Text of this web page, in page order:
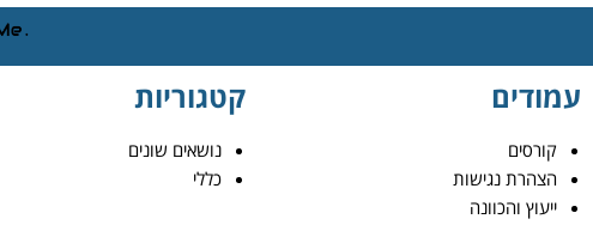
עמודים
קורסים
הצהרת נגישות
ייעוץ והכוונה
קטגוריות
נושאים שונים
כללי